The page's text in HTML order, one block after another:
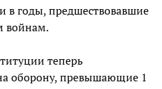
в годы, предшествовавшие
войнам.
теперь
оборону, превышающие 1